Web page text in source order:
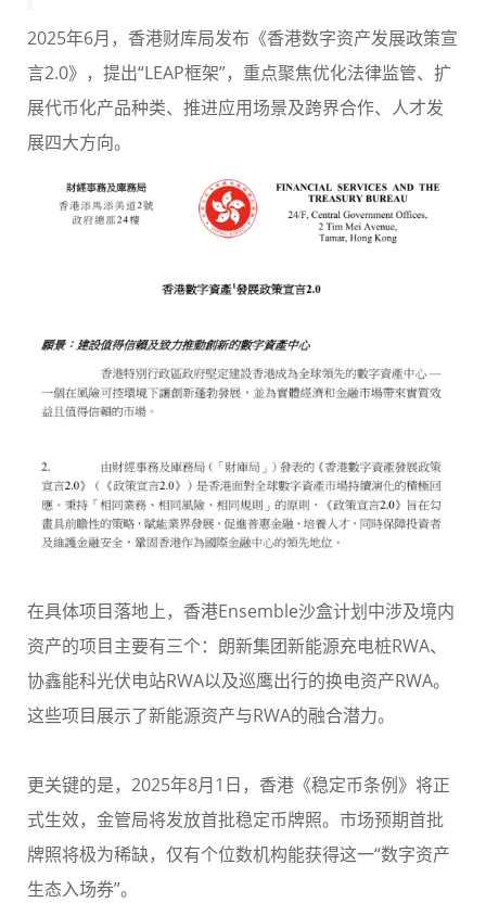
2025年6月，香港财库局发布《香港数字资产发展政策宣
言2.0》，提出“LEAP框架”，重点聚焦优化法律监管、扩
展代币化产品种类、推进应用场景及跨界合作、人才发
展四大方向。
在具体项目落地上，香港Ensemble沙盒计划中涉及境内
资产的项目主要有三个：朗新集团新能源充电桩RWA、
协鑫能科光伏电站RWA以及巡鹰出行的换电资产RWA。
这些项目展示了新能源资产与RWA的融合潜力。
更关键的是，2025年8月1日，香港《稳定币条例》将正
式生效，金管局将发放首批稳定币牌照。市场预期首批
牌照将极为稀缺，仅有个位数机构能获得这一“数字资产
生态入场券”。